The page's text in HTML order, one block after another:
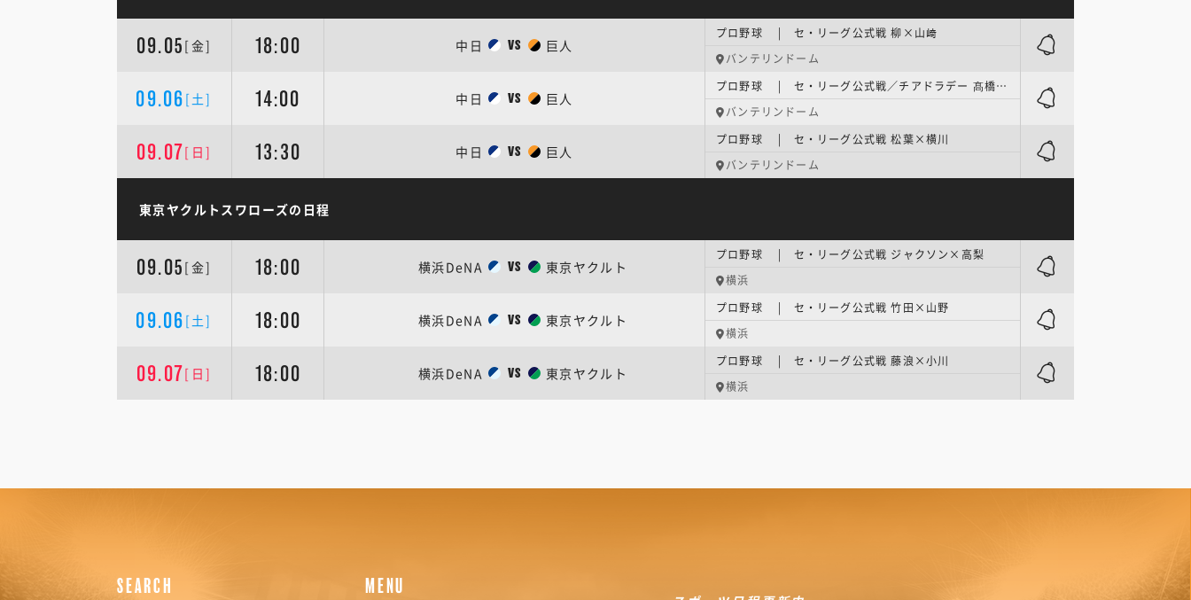
09.05 [金] 18:00 中日 VS 巨人
プロ野球 | セ・リーグ公式戦 柳×山﨑
バンテリンドーム
09.06 [土] 14:00 中日 VS 巨人
プロ野球 | セ・リーグ公式戦／チアドラデー 髙橋宏×井上
バンテリンドーム
09.07[日] 13:30 中日 VS 巨人
プロ野球 | セ・リーグ公式戦 松葉×横川
バンテリンドーム
東京ヤクルトスワローズの日程
09.05 [金] 18:00 横浜DeNA VS 東京ヤクルト
プロ野球 | セ・リーグ公式戦 ジャクソン×高梨
横浜
09.06 [土] 18:00 横浜DeNA VS 東京ヤクルト
プロ野球 | セ・リーグ公式戦 竹田×山野
横浜
09.07[日] 18:00 横浜DeNA VS 東京ヤクルト
プロ野球 | セ・リーグ公式戦 藤浪×小川
横浜
SEARCH MENU